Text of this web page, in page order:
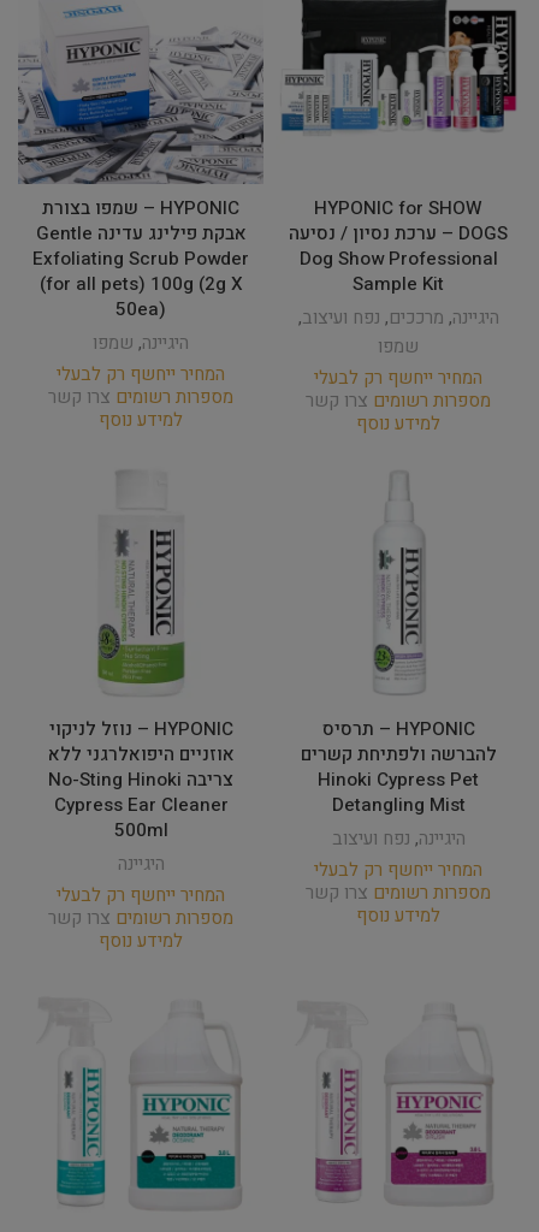
HYPONIC for SHOW
DOGS – ערכת נסיון / נסיעה
Dog Show Professional
Sample Kit
היגיינה, מרככים, נפח ועיצוב,
שמפו
המחיר ייחשף רק לבעלי
מספרות רשומים צרו קשר
למידע נוסף
HYPONIC – שמפו בצורת
אבקת פילינג עדינה Gentle
Exfoliating Scrub Powder
(for all pets) 100g (2g X
50ea)
היגיינה, שמפו
המחיר ייחשף רק לבעלי
מספרות רשומים צרו קשר
למידע נוסף
HYPONIC – תרסיס
להברשה ולפתיחת קשרים
Hinoki Cypress Pet
Detangling Mist
היגיינה, נפח ועיצוב
המחיר ייחשף רק לבעלי
מספרות רשומים צרו קשר
למידע נוסף
HYPONIC – נוזל לניקוי
אוזניים היפואלרגני ללא
צריבה No-Sting Hinoki
Cypress Ear Cleaner
500ml
היגיינה
המחיר ייחשף רק לבעלי
מספרות רשומים צרו קשר
למידע נוסף